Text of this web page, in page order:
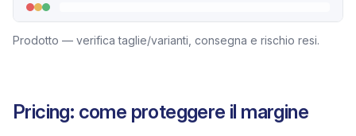
Prodotto — verifica taglie/varianti, consegna e rischio resi.
Pricing: come proteggere il margine